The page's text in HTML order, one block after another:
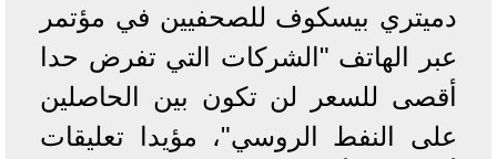
دميتري بيسكوف للصحفيين في مؤتمر
عبر الهاتف "الشركات التي تفرض حدا
أقصى للسعر لن تكون بين الحاصلين
على النفط الروسي"، مؤيدا تعليقات